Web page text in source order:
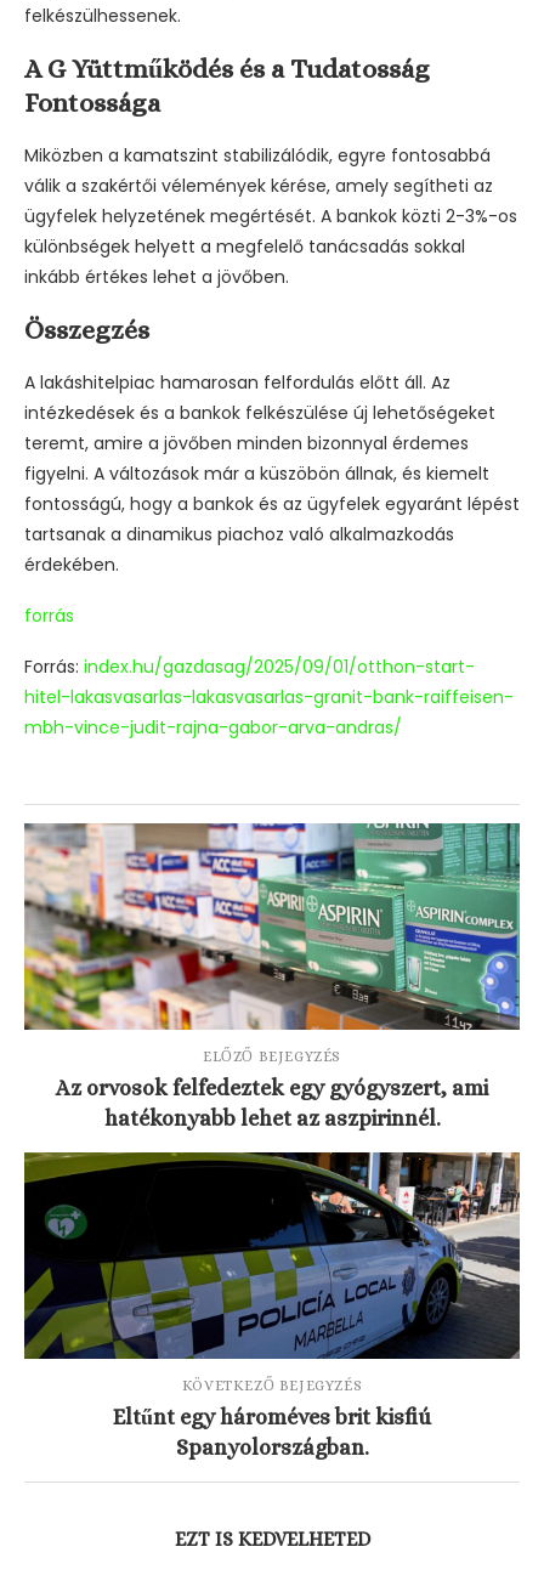
felkészülhessenek.
A G Yüttműködés és a Tudatosság
Fontossága
Miközben a kamatszint stabilizálódik, egyre fontosabbá
válik a szakértői vélemények kérése, amely segítheti az
ügyfelek helyzetének megértését. A bankok közti 2-3%-os
különbségek helyett a megfelelő tanácsadás sokkal
inkább értékes lehet a jövőben.
Összegzés
A lakáshitelpiac hamarosan felfordulás előtt áll. Az
intézkedések és a bankok felkészülése új lehetőségeket
teremt, amire a jövőben minden bizonnyal érdemes
figyelni. A változások már a küszöbön állnak, és kiemelt
fontosságú, hogy a bankok és az ügyfelek egyaránt lépést
tartsanak a dinamikus piachoz való alkalmazkodás
érdekében.
forrás
Forrás: index.hu/gazdasag/2025/09/01/otthon-start-
hitel-lakasvasarlas-lakasvasarlas-granit-bank-raiffeisen-
mbh-vince-judit-rajna-gabor-arva-andras/
ELŐZŐ BEJEGYZÉS
Az orvosok felfedeztek egy gyógyszert, ami
hatékonyabb lehet az aszpirinnél.
KÖVETKEZŐ BEJEGYZÉS
Eltűnt egy hároméves brit kisfiú
Spanyolországban.
EZT IS KEDVELHETED